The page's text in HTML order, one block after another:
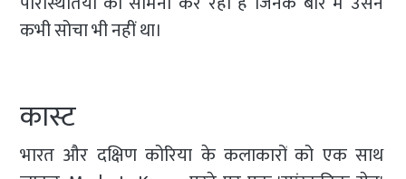
कभी सोचा भी नहीं था।
कास्ट
भारत और दक्षिण कोरिया के कलाकारों को एक साथ